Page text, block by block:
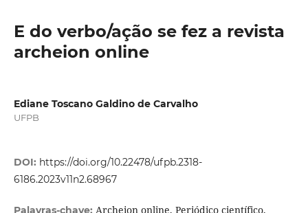
E do verbo/ação se fez a revista
archeion online
Ediane Toscano Galdino de Carvalho
UFPB
DOI: https://doi.org/10.22478/ufpb.2318-
6186.2023v11n2.68967
Palavras-chave: Archeion online, Periódico científico,